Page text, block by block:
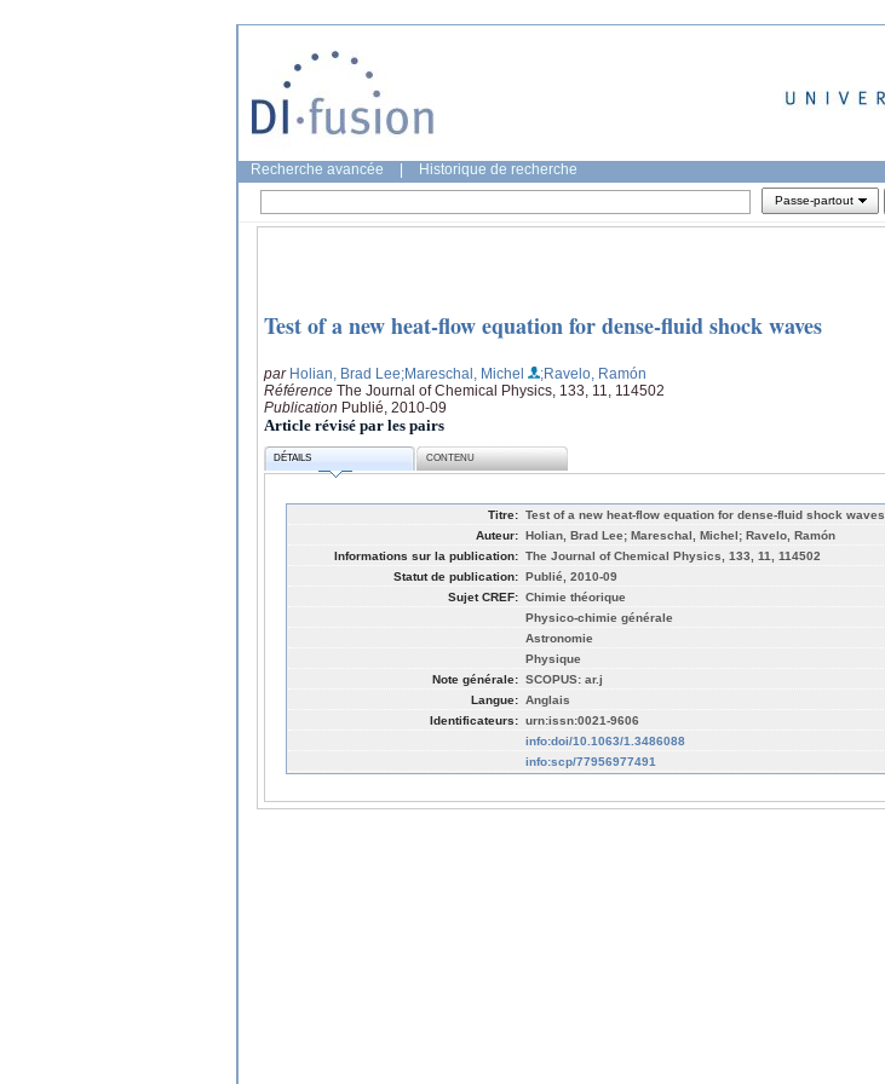
Recherche avancée Historique de recherche
Passe-partout
Test of a new heat-flow equation for dense-fluid shock waves
par Holian, Brad Lee;Mareschal, Michel
;Ravelo, Ramón
Référence The Journal of Chemical Physics, 133, 11, 114502
Publication Publié, 2010-09
Article révisé par les pairs
DÉTAILS CONTENU
Titre: Test of a new heat-flow equation for dense-fluid shock waves
Auteur: Holian, Brad Lee; Mareschal, Michel; Ravelo, Ramón
Informations sur la publication: The Journal of Chemical Physics, 133, 11, 114502
Statut de publication: Publié, 2010-09
Sujet CREF: Chimie théorique
Physico-chimie générale
Astronomie
Physique
Note générale: SCOPUS: ar.j
Langue: Anglais
Identificateurs: urn:issn:0021-9606
info:doi/10.1063/1.3486088
info:scp/77956977491